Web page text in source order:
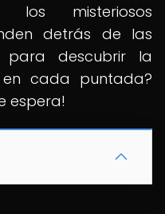
los misteriosos
detrás de las
para descubrir la
cada puntada?
espera!